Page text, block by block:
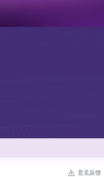
意见反馈